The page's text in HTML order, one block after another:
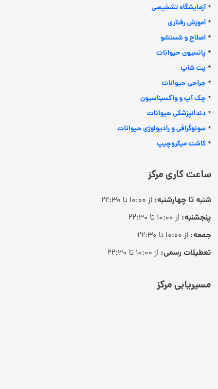
*آزمایشگاه تشخیصی
*آموزش رفتاری
*اصلاح و شستشو
* پانسیون حیوانات
* پت شاپ
* جراحی حیوانات
* چک آپ و واکسیناسیون
*دندانپزشکی حیوانات
* سونوگرافی و رادیولوژی حیوانات
*کاشت میکروچیپ
ساعت کاری مرکز
شنبه تا چهارشنبه: از ۱۰:۰۰ تا ۲۲:۳۰
پنجشنبه: از ۱۰:۰۰ تا ۲۲:۳۰
جمعه: از ۱۰:۰۰ تا ۲۲:۳۰
تعطیلات رسمی: از ۱۰:۰۰ تا ۲۲:۳۰
مسیریابی مرکز